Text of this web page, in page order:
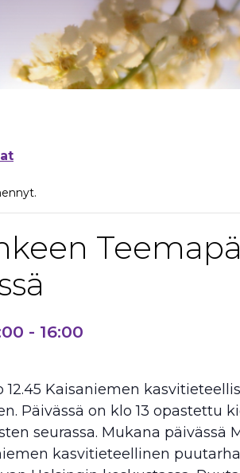
- 16:00
12.45 Kaisaniemen
Päivässä on klo 13 opastettu
seurassa. Mukana päivässä
kasvitieteellinen